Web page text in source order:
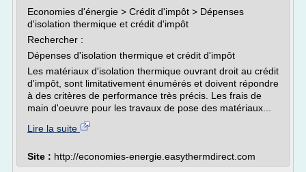
Economies d'énergie > Crédit d'impôt > Dépenses
d'isolation thermique et crédit d'impôt
Rechercher :
Dépenses d'isolation thermique et crédit d'impôt
Les matériaux d'isolation thermique ouvrant droit au crédit
d'impôt, sont limitativement énumérés et doivent répondre
à des critères de performance très précis. Les frais de
main d'oeuvre pour les travaux de pose des matériaux...
Lire la suite
Site : http://economies-energie.easythermdirect.com